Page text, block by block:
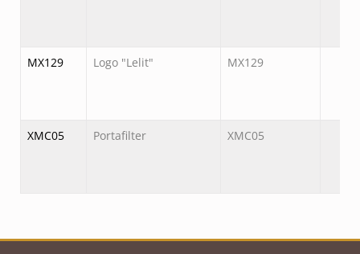
MX129 Logo "Lelit" MX129
XMC05 Portafilter XMC05